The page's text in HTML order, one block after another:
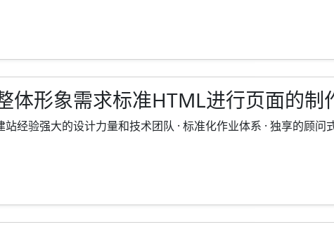
体形象需求标准HTML进行页面的制
经验强大的设计力量和技术团队 · 标准化作业体系 · 独享的顾